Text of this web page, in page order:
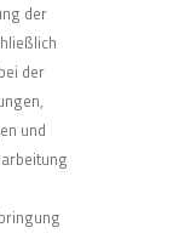
der
der
und